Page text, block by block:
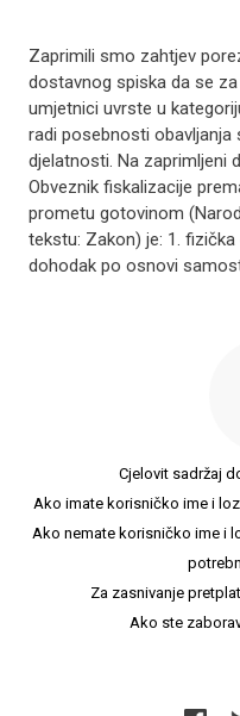
Zaprimili smo zahtjev
dostavnog spiska da se
umjetnici uvrste u
radi posebnosti
djelatnosti. Na zaprimljeni
Obveznik fiskalizacije
prometu gotovinom
tekstu: Zakon) je: 1.
dohodak po osnovi
Cjelovit sadržaj
Ako imate korisničko ime i
Ako nemate korisničko ime i
Za zasnivanje
Ako ste